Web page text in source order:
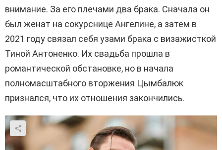
внимание. За его плечами два брака. Сначала он
был женат на сокурснице Ангелине, а затем в
2021 году связал себя узами брака с визажисткой
Тиной Антоненко. Их свадьба прошла в
романтической обстановке, но в начала
полномасштабного вторжения Цымбалюк
признался, что их отношения закончились.